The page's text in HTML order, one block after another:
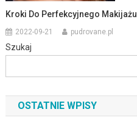
Kroki Do Perfekcyjnego Makijażu
2022-09-21 pudrovane.pl
Szukaj
OSTATNIE WPISY